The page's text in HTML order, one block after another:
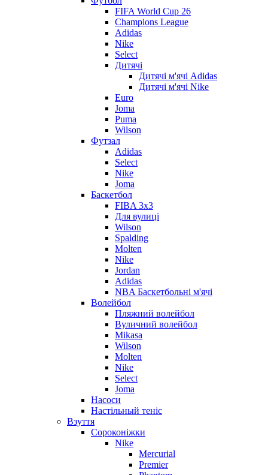
FIFA World Cup 26
Champions League
Adidas
Nike
Select
Дитячі
Дитячі м'ячі Adidas
Дитячі м'ячі Nike
Euro
Joma
Puma
Wilson
Футзал
Adidas
Select
Nike
Joma
Баскетбол
FIBA 3x3
Для вулиці
Wilson
Spalding
Molten
Nike
Jordan
Adidas
NBA Баскетбольні м'ячі
Волейбол
Пляжний волейбол
Вуличний волейбол
Mikasa
Wilson
Molten
Nike
Select
Joma
Насоси
Настільный теніс
Взуття
Сороконіжки
Nike
Mercurial
Premier